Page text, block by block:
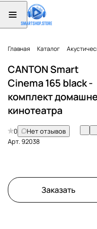
Главная Каталог
CANTON Smart
Cinema 165 black -
комплект
кинотеатра
0
Нет отзывов
Арт.92038
Заказать